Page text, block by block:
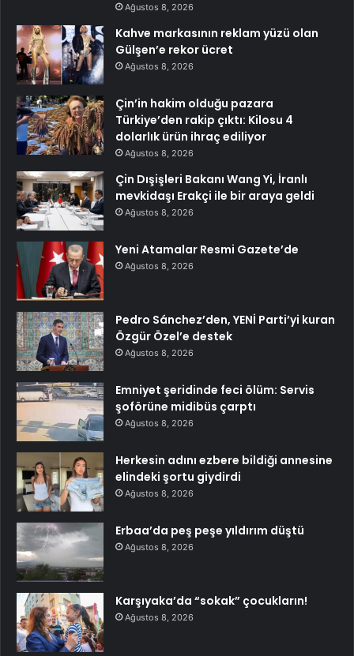
Ağustos 8, 2026
Kahve markasının reklam yüzü olan
Gülşen’e rekor ücret
Ağustos 8, 2026
Çin’in hakim olduğu pazara
Türkiye’den rakip çıktı: Kilosu 4
dolarlık ürün ihraç ediliyor
Ağustos 8, 2026
Çin Dışişleri Bakanı Wang Yi, İranlı
mevkidaşı Erakçi ile bir araya geldi
Ağustos 8, 2026
Yeni Atamalar Resmi Gazete’de
Ağustos 8, 2026
Pedro Sánchez’den, YENİ Parti’yi kuran
Özgür Özel’e destek
Ağustos 8, 2026
Emniyet şeridinde feci ölüm: Servis
şoförüne midibüs çarptı
Ağustos 8, 2026
Herkesin adını ezbere bildiği annesine
elindeki şortu giydirdi
Ağustos 8, 2026
Erbaa’da peş peşe yıldırım düştü
Ağustos 8, 2026
Karşıyaka’da “sokak” çocukların!
Ağustos 8, 2026